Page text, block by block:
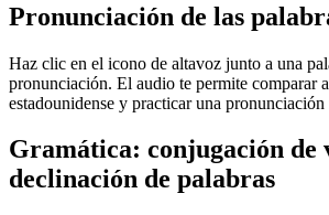
Pronunciación de las
Haz clic en el icono de altavoz junto a una
pronunciación. El audio te permite comparar
estadounidense y practicar una pronunciación
Gramática: conjugación de
declinación de palabras